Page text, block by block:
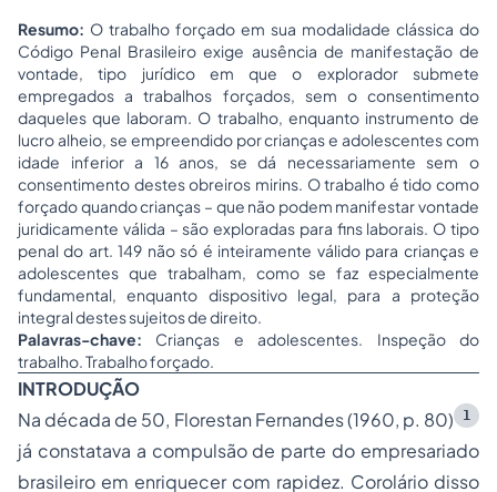
Resumo: O trabalho forçado em sua modalidade clássica do
Código Penal Brasileiro exige ausência de manifestação de
vontade, tipo jurídico em que o explorador submete
empregados a trabalhos forçados, sem o consentimento
daqueles que laboram. O trabalho, enquanto instrumento de
lucro alheio, se empreendido por crianças e adolescentes com
idade inferior a 16 anos, se dá necessariamente sem o
consentimento destes obreiros mirins. O trabalho é tido como
forçado quando crianças – que não podem manifestar vontade
juridicamente válida – são exploradas para fins laborais. O tipo
penal do art. 149 não só é inteiramente válido para crianças e
adolescentes que trabalham, como se faz especialmente
fundamental, enquanto dispositivo legal, para a proteção
integral destes sujeitos de direito.
Palavras-chave: Crianças e adolescentes. Inspeção do
trabalho. Trabalho forçado.
INTRODUÇÃO
Na década de 50, Florestan Fernandes (1960, p. 80)
1
já constatava a compulsão de parte do empresariado
brasileiro em enriquecer com rapidez. Corolário disso